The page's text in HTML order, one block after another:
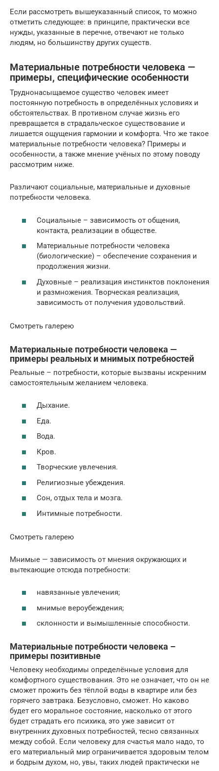
Если рассмотреть вышеуказанный список, то можно
отметить следующее: в принципе, практически все
нужды, указанные в перечне, отвечают не только
людям, но большинству других существ.
Материальные потребности человека —
примеры, специфические особенности
Труднонасыщаемое существо человек имеет
постоянную потребность в определённых условиях и
обстоятельствах. В противном случае жизнь его
превращается в страдальческое существование и
лишается ощущения гармонии и комфорта. Что же такое
материальные потребности человека? Примеры и
особенности, а также мнение учёных по этому поводу
рассмотрим ниже.
Различают социальные, материальные и духовные
потребности человека.
Социальные – зависимость от общения,
контакта, реализации в обществе.
Материальные потребности человека
(биологические) – обеспечение сохранения и
продолжения жизни.
Духовные – реализация инстинктов поклонения
и размножения. Творческая реализация,
зависимость от получения удовольствий.
Смотреть галерею
Материальные потребности человека —
примеры реальных и мнимых потребностей
Реальные – потребности, которые вызваны искренним
самостоятельным желанием человека.
Дыхание.
Еда.
Вода.
Кров.
Творческие увлечения.
Религиозные убеждения.
Сон, отдых тела и мозга.
Интимные потребности.
Смотреть галерею
Мнимые — зависимость от мнения окружающих и
вытекающие отсюда потребности:
навязанные увлечения;
мнимые вероубеждения;
склонности и вымышленные способности.
Материальные потребности человека –
примеры позитивные
Человеку необходимы определённые условия для
комфортного существования. Это не означает, что он не
сможет прожить без тёплой воды в квартире или без
горячего завтрака. Безусловно, сможет. Но каково
будет его моральное состояние, насколько от этого
будет страдать его психика, это уже зависит от
внутренних духовных потребностей, тесно связанных
между собой. Если человеку для счастья мало надо, то
его материальный мир ограничивается здоровым телом
и бодрым духом, но, увы, таких людей практически не